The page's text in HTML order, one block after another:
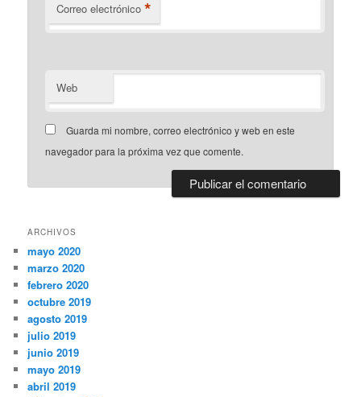
Correo electrónico *
Web
Guarda mi nombre, correo electrónico y web en este
navegador para la próxima vez que comente.
ARCHIVOS
mayo 2020
marzo 2020
febrero 2020
octubre 2019
agosto 2019
julio 2019
junio 2019
mayo 2019
abril 2019